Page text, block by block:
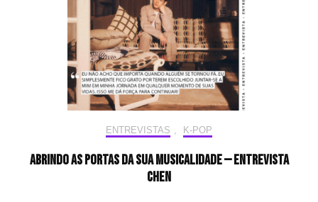
ENTREVISTAS , K-POP
Abrindo as portas da sua musicalidade — Entrevista
CHEN